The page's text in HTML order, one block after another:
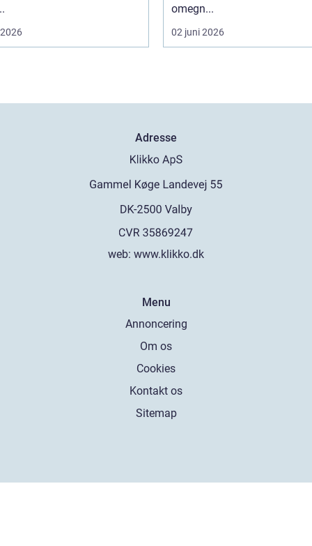
omegn...
02 juni 2026
Adresse
web: www.klikko.dk
Menu
Annoncering
Om os
Cookies
Kontakt os
Sitemap